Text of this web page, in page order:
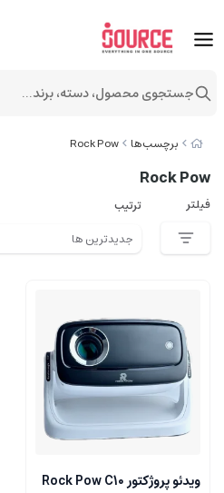
برچسب‌ها Rock Pow
Rock Pow
فیلتر ترتیب
ویدئو پروژکتور Rock Pow C10
جستجوی محصول، دسته، برند...